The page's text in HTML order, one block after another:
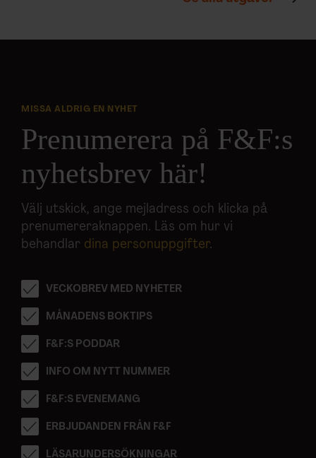
MISSA ALDRIG EN NYHET
Prenumerera på F&F:s
nyhetsbrev här!
Välj utskick, ange mejladress och klicka på
prenumereraknappen. Läs om hur vi
behandlar dina personuppgifter.
VECKOBREV MED NYHETER
MÅNADENS BOKTIPS
F&F:S PODDAR
INFO OM NYTT NUMMER
F&F:S EVENEMANG
ERBJUDANDEN FRÅN F&F
LÄSARUNDERSÖKNINGAR